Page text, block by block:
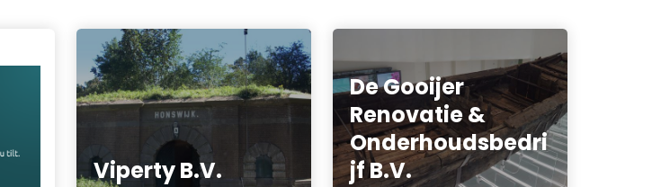
Viperty B.V.
De Gooijer
Renovatie &
Onderhoudsbedri
jf B.V.